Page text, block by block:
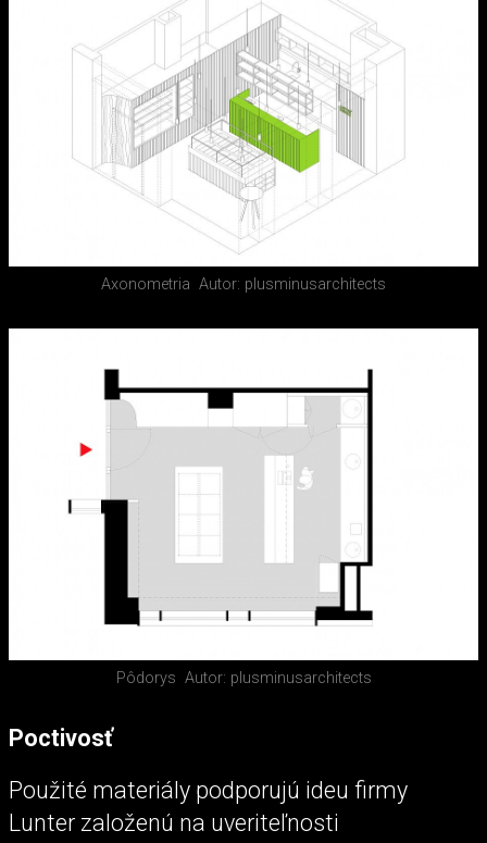
Axonometria Autor: plusminusarchitects
Pôdorys Autor: plusminusarchitects
Poctivosť
Použité materiály podporujú ideu firmy
Lunter založenú na uveriteľnosti